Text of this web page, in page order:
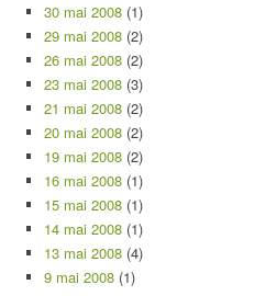
30 mai 2008 (1)
29 mai 2008 (2)
26 mai 2008 (2)
23 mai 2008 (3)
21 mai 2008 (2)
20 mai 2008 (2)
19 mai 2008 (2)
16 mai 2008 (1)
15 mai 2008 (1)
14 mai 2008 (1)
13 mai 2008 (4)
9 mai 2008 (1)